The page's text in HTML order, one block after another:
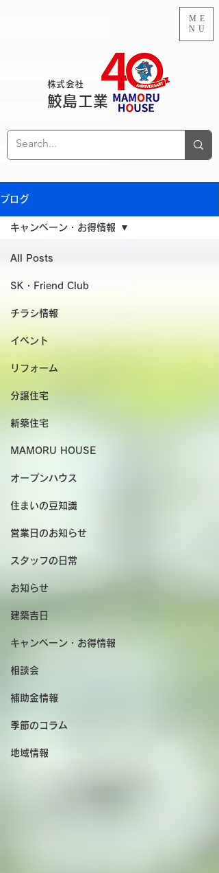
ME
NU
株式会社
鮫島工業
ブログ
All Posts
SK・Friend Club
チラシ情報
イベント
リフォーム
分譲住宅
新築住宅
MAMORU HOUSE
オープンハウス
住まいの豆知識
営業日のお知らせ
スタッフの日常
お知らせ
建築吉日
キャンペーン・お得情報
相談会
補助金情報
季節のコラム
地域情報
キャンペーン・お得情報